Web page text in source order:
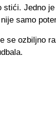
stići. Jedno
samo
se ozbiljno